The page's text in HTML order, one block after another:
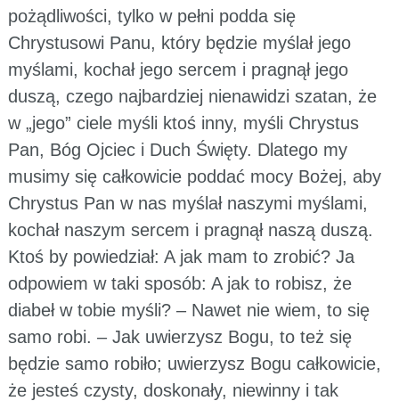
pożądliwości, tylko w pełni podda się
Chrystusowi Panu, który będzie myślał jego
myślami, kochał jego sercem i pragnął jego
duszą, czego najbardziej nienawidzi szatan, że
w „jego” ciele myśli ktoś inny, myśli Chrystus
Pan, Bóg Ojciec i Duch Święty. Dlatego my
musimy się całkowicie poddać mocy Bożej, aby
Chrystus Pan w nas myślał naszymi myślami,
kochał naszym sercem i pragnął naszą duszą.
Ktoś by powiedział: A jak mam to zrobić? Ja
odpowiem w taki sposób: A jak to robisz, że
diabeł w tobie myśli? – Nawet nie wiem, to się
samo robi. – Jak uwierzysz Bogu, to też się
będzie samo robiło; uwierzysz Bogu całkowicie,
że jesteś czysty, doskonały, niewinny i tak